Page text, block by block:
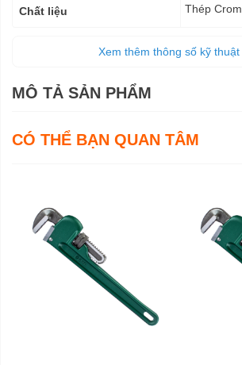
Chất liệu Thép Crom
Xem thêm thông số kỹ thuật
MÔ TẢ SẢN PHẨM
CÓ THỂ BẠN QUAN TÂM